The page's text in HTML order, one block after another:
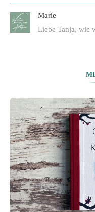
Marie
Liebe Tanja, wie